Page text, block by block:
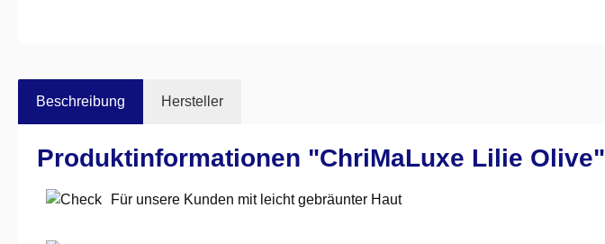
Beschreibung Hersteller
Produktinformationen "ChriMaLuxe Lilie Olive"
Für unsere Kunden mit leicht gebräunter Haut